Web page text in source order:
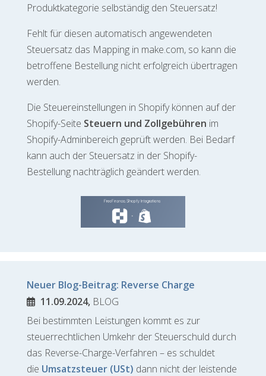
Produktkategorie selbständig den Steuersatz!
Fehlt für diesen automatisch angewendeten
Steuersatz das Mapping in make.com, so kann die
betroffene Bestellung nicht erfolgreich übertragen
werden.
Die Steuereinstellungen in Shopify können auf der
Shopify-Seite Steuern und Zollgebühren im
Shopify-Adminbereich geprüft werden. Bei Bedarf
kann auch der Steuersatz in der Shopify-
Bestellung nachträglich geändert werden.
Neuer Blog-Beitrag: Reverse Charge
11.09.2024, BLOG
Bei bestimmten Leistungen kommt es zur
steuerrechtlichen Umkehr der Steuerschuld durch
das Reverse-Charge-Verfahren – es schuldet
die Umsatzsteuer (USt) dann nicht der leistende